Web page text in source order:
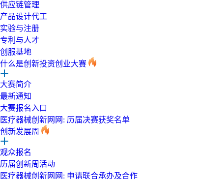
供应链管理
产品设计代工
实验与注册
专利与人才
创服基地
什么是创新投资创业大賽
大赛简介
最新通知
大赛报名入口
医疗器械创新网网: 历届决赛获奖名单
创新发展周
观众报名
历届创新周活动
医疗器械创新网网: 申请联合承办及合作